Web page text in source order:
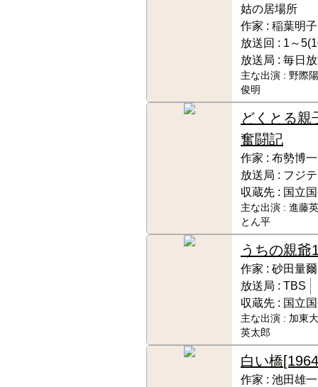
姑の居場所
作家 : 稲葉明子
放送回 : 1～
放送局 : 毎日
主な出演 : 野際
俊明
どくとる親
奮闘記
作家 : 布勢博一
放送局 : フジ
収蔵先 : 国立
主な出演 : 進藤
とん平
うちの親爺
作家 : 砂田量爾
放送局 : TBS
収蔵先 : 国立
主な出演 : 加東
英太郎
白い橋
作家 : 池田雄一